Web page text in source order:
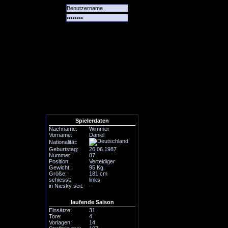
Spielerdaten
Nachname:
Wimmer
Vorname:
Daniel
Nationalität:
Geburtstag:
26.06.1987
Nummer:
87
Position:
Verteidiger
Gewicht:
95 Kg
Größe:
181 cm
schiesst:
links
in Niesky seit:
-
laufende Saison
Einsätze:
31
Tore:
4
Vorlagen:
14